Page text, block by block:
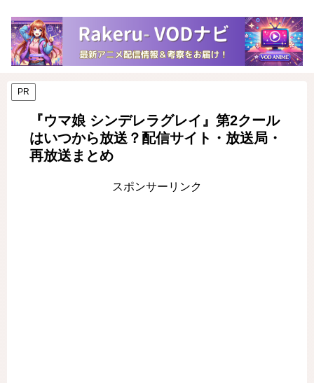
PR
『ウマ娘 シンデレラグレイ』第2クール
はいつから放送？配信サイト・放送局・
再放送まとめ
スポンサーリンク